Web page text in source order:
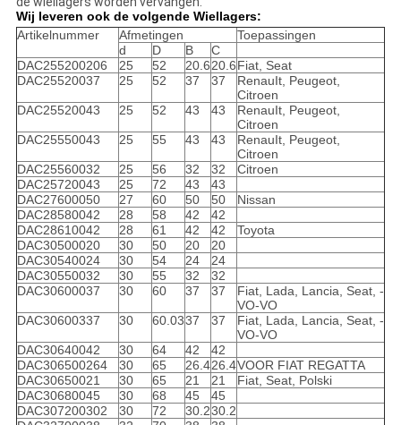
Wij leveren ook de volgende Wiellagers:
Artikelnummer
Afmetingen
Toepassingen
d
D B
C
DAC255200206
25 52 20.620.6Fiat, Seat
DAC25520037
25 52 37 37
RenauIt, Peugeot,
Citroen
DAC25520043
25 52 43 43
RenauIt, Peugeot,
Citroen
DAC25550043
25 55 43 43
RenauIt, Peugeot,
Citroen
DAC25560032
25 56 32 32
Citroen
DAC25720043
25 72 43
43
DAC27600050
27 60 50 50
Nissan
DAC28580042
28 58 42
42
DAC28610042
28 61 42 42
Toyota
DAC30500020
30 50 20
20
DAC30540024
30 54 24
24
DAC30550032
30 55 32
32
DAC30600037
30 60 37 37
Fiat, Lada, Lancia, Seat, -
VO-VO
DAC30600337
30 60.0337 37
Fiat, Lada, Lancia, Seat, -
VO-VO
DAC30640042
30 64 42
42
DAC306500264
30 65 26.426.4VOOR FIAT REGATTA
DAC30650021
30 65 21 21
Fiat, Seat, Polski
DAC30680045
30 68 45
45
DAC307200302
30 72 30.230.2